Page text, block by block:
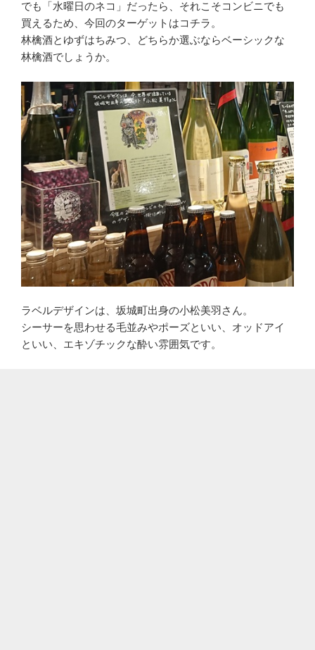
でも「水曜日のネコ」だったら、それこそコンビニでも
買えるため、今回のターゲットはコチラ。
林檎酒とゆずはちみつ、どちらか選ぶならベーシックな
林檎酒でしょうか。
ラベルデザインは、坂城町出身の小松美羽さん。
シーサーを思わせる毛並みやポーズといい、オッドアイ
といい、エキゾチックな酔い雰囲気です。